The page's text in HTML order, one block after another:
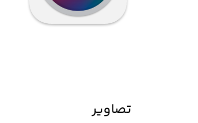
تصاویر